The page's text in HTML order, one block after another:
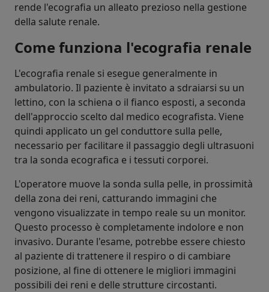
rende l'ecografia un alleato prezioso nella gestione
della salute renale.
Come funziona l'ecografia renale
L'ecografia renale si esegue generalmente in
ambulatorio. Il paziente è invitato a sdraiarsi su un
lettino, con la schiena o il fianco esposti, a seconda
dell'approccio scelto dal medico ecografista. Viene
quindi applicato un gel conduttore sulla pelle,
necessario per facilitare il passaggio degli ultrasuoni
tra la sonda ecografica e i tessuti corporei.
L'operatore muove la sonda sulla pelle, in prossimità
della zona dei reni, catturando immagini che
vengono visualizzate in tempo reale su un monitor.
Questo processo è completamente indolore e non
invasivo. Durante l'esame, potrebbe essere chiesto
al paziente di trattenere il respiro o di cambiare
posizione, al fine di ottenere le migliori immagini
possibili dei reni e delle strutture circostanti.